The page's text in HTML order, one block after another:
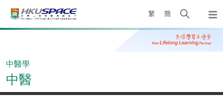
繁 簡
Open
search
panel
Main
中醫學
中醫